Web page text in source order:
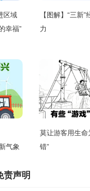
区域
幸福”
【图解】“三新
力
气象
莫让游客用生命
错”
责声明